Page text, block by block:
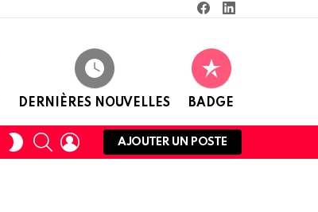
DERNIÈRES NOUVELLES BADGE
CHANGERRECHERCHECONNEXION
AJOUTER UN POSTE